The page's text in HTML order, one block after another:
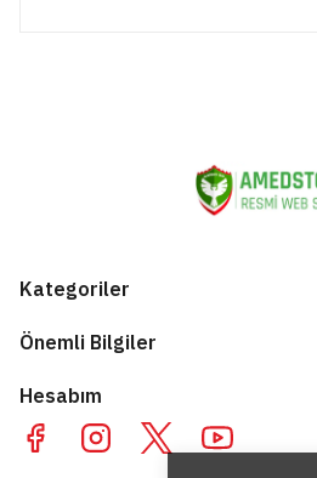
Kategoriler
Önemli Bilgiler
Hesabım